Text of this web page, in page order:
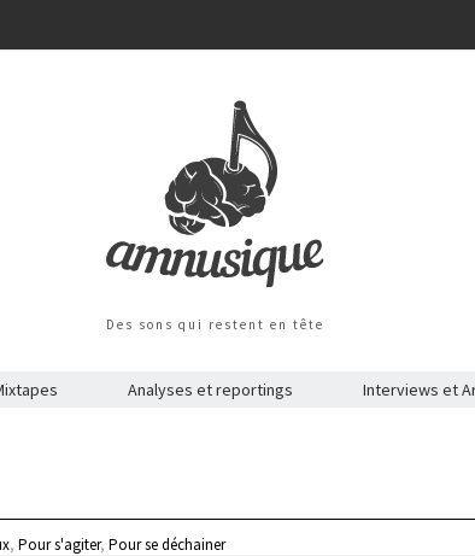
Des sons qui restent en tête
Analyses et reportings Interviews et
,Pour s'agiter,Pour se déchainer